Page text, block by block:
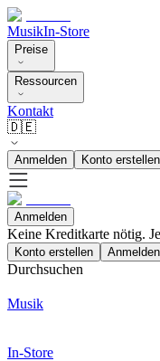
MusikIn-Store
Preise
Ressourcen
Kontakt
🇩🇪
Anmelden Konto erstellen
Anmelden
Keine Kreditkarte nötig.
Konto erstellen Anmelden
Durchsuchen
Musik
In-Store